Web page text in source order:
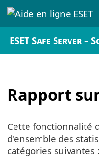
ESET Safe Server –
Rapport
Cette fonctionnalité
d'ensemble des
catégories suivantes :